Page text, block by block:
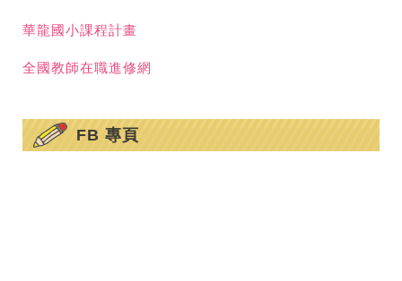
華龍國小課程計畫
全國教師在職進修網
FB 專頁